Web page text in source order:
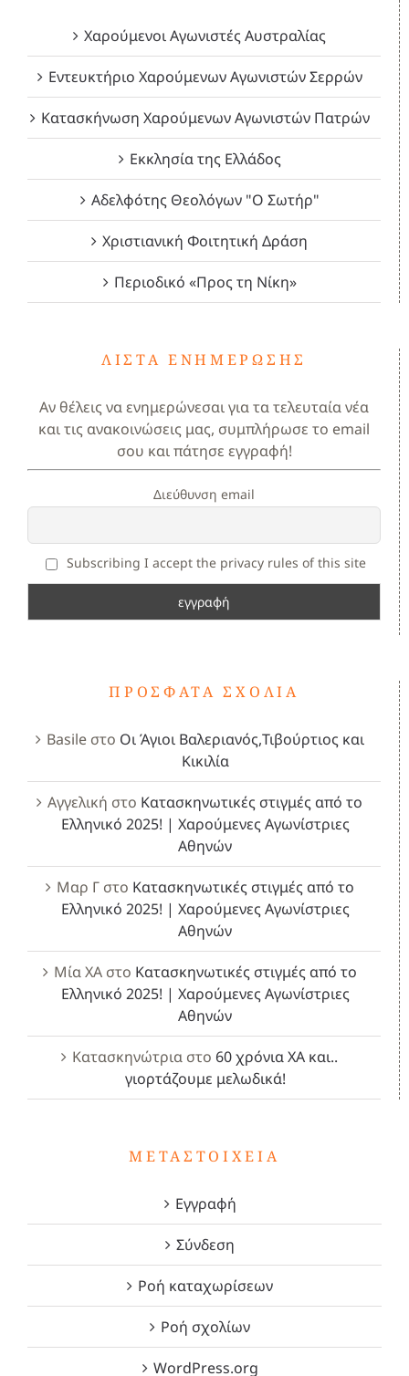
Χαρούμενοι Αγωνιστές Αυστραλίας
Εντευκτήριο Χαρούμενων Αγωνιστών Σερρών
Κατασκήνωση Χαρούμενων Αγωνιστών Πατρών
Εκκλησία της Ελλάδος
Αδελφότης Θεολόγων "Ο Σωτήρ"
Χριστιανική Φοιτητική Δράση
Περιοδικό «Προς τη Νίκη»
ΛΊΣΤΑ ΕΝΗΜΈΡΩΣΗΣ
Αν θέλεις να ενημερώνεσαι για τα τελευταία νέα
και τις ανακοινώσεις μας, συμπλήρωσε το email
σου και πάτησε εγγραφή!
Διεύθυνση email
Subscribing I accept the privacy rules of this site
ΠΡΌΣΦΑΤΑ ΣΧΌΛΙΑ
Basileστο Οι Άγιοι Βαλεριανός,Τιβούρτιος και
Κικιλία
Αγγελική στο Κατασκηνωτικές στιγμές από το
Ελληνικό 2025! | Χαρούμενες Αγωνίστριες
Αθηνών
Μαρ Γστο Κατασκηνωτικές στιγμές από το
Ελληνικό 2025! | Χαρούμενες Αγωνίστριες
Αθηνών
Μία ΧΑστο Κατασκηνωτικές στιγμές από το
Ελληνικό 2025! | Χαρούμενες Αγωνίστριες
Αθηνών
Κατασκηνώτρια στο 60 χρόνια ΧΑ και..
γιορτάζουμε μελωδικά!
ΜΕΤΑΣΤΟΙΧΕΊΑ
Εγγραφή
Σύνδεση
Ροή καταχωρίσεων
Ροή σχολίων
WordPress.org